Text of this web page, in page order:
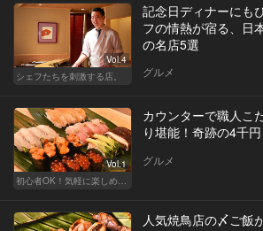
Vol.4
シェフたちを刺激する店。
記念日ディナーにも
フの情熱が宿る、日
の名店5選
グルメ
Vol.1
カウンターで職人こ
り堪能！奇跡の4千
グルメ
人気焼鳥店の〆ご飯